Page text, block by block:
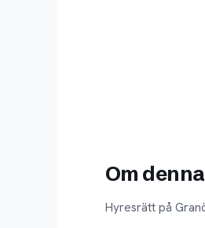
Om
Hyresrätt på